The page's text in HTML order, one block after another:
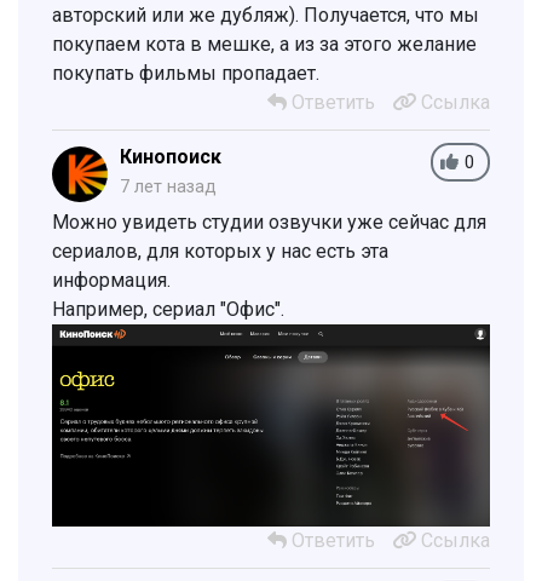
авторский или же дубляж). Получается, что мы
покупаем кота в мешке, а из за этого желание
покупать фильмы пропадает.
Ответить
Ссылка
0
Кинопоиск
7 лет назад
Можно увидеть студии озвучки уже сейчас для
сериалов, для которых у нас есть эта
информация.
Например, сериал "Офис".
Ответить Ссылка